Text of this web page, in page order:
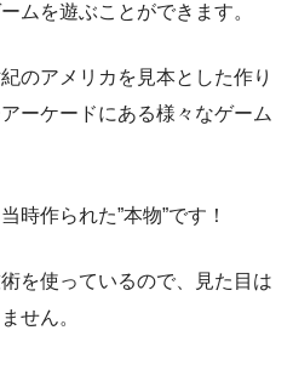
ムを遊ぶことができます。
のアメリカを見本とした作り
ーケードにある様々なゲーム
時作られた”本物”です！
を使っているので、見た目は
せん。